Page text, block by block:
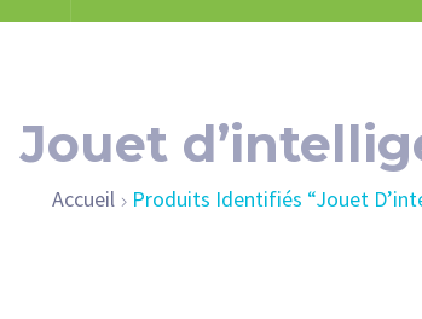
Jouet
Accueil Produits Identifiés “Jouet